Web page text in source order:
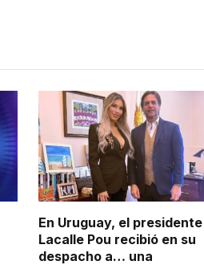
En Uruguay, el presidente
Lacalle Pou recibió en su
despacho a… una